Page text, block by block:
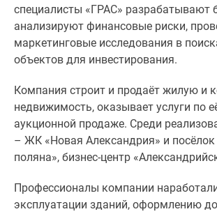
специалисты «ГРАС» разрабатывают
анализируют финансовые риски,
маркетинговые исследования в
объектов для инвестирования.
Компания строит и продаёт жилую и
недвижимость, оказывает услуги по
аукционной продаже. Среди
– ЖК «Новая Александрия» и
поляна», бизнес-центр
Профессионалы компании
эксплуатации зданий, оформлению